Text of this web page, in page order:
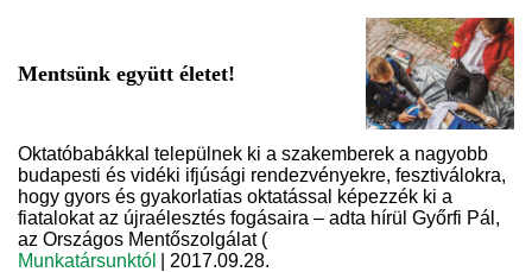
Mentsünk együtt életet!
Oktatóbabákkal települnek ki a szakemberek a nagyobb
budapesti és vidéki ifjúsági rendezvényekre, fesztiválokra,
hogy gyors és gyakorlatias oktatással képezzék ki a
fiatalokat az újraélesztés fogásaira – adta hírül Győrfi Pál,
az Országos Mentőszolgálat (
Munkatársunktól
| 2017.09.28.